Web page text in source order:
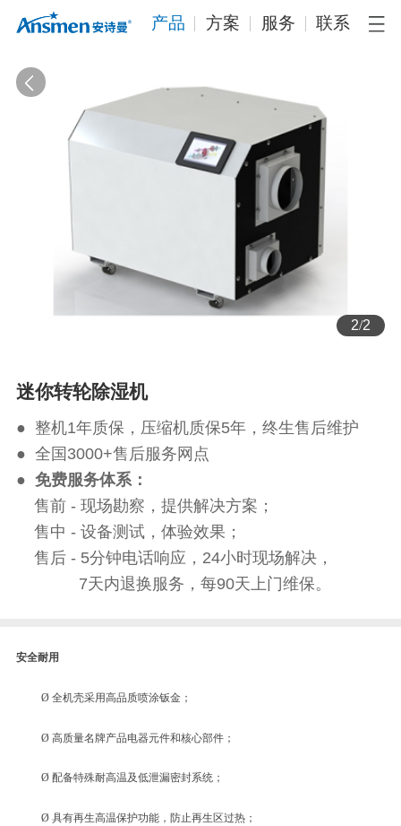
产品 方案 服务 联系
2/2
迷你转轮除湿机
● 整机1年质保，压缩机质保5年，终生售后维护
● 全国3000+售后服务网点
● 免费服务体系：
售前 - 现场勘察，提供解决方案；
售中 - 设备测试，体验效果；
售后 - 5分钟电话响应，24小时现场解决，
7天内退换服务，每90天上门维保。
安全耐用
Ø 全机壳采用高品质喷涂钣金；
Ø 高质量名牌产品电器元件和核心部件；
Ø 配备特殊耐高温及低泄漏密封系统；
Ø 具有再生高温保护功能，防止再生区过热；